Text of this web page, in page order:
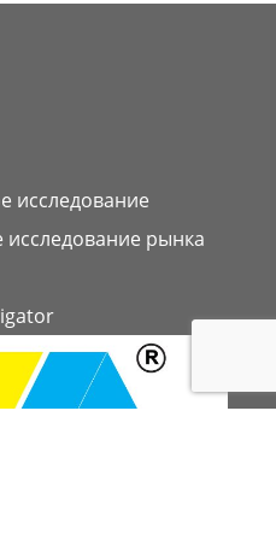
исследование
исследование рынка